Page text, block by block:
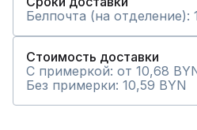
Белпочта (на отделение):
Стоимость доставки
С примеркой: от 10,68
Без примерки: 10,59 BYN